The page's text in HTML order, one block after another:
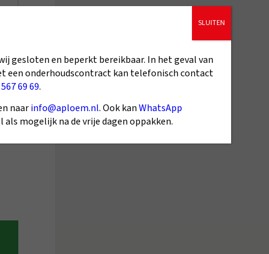
gesloten en beperkt bereikbaar. In het geval van
onderhoudscontract kan telefonisch contact
69 69.
naarinfo@aploem.nl. Ook kanWhatsApp
mogelijk na de vrije dagen oppakken.
SLUITEN